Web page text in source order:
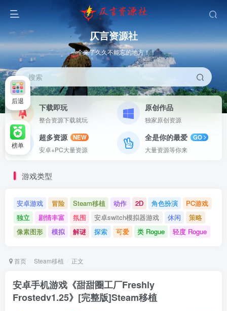
仄言资源社
一个来了久久不能忘的地方！！
搜索
下载即玩
整合资源下载就玩
原创作品
独家原创资源
超多资源
NEW
安卓+PC大量资源
全是你的最爱
GO
大量资源等你来
游戏类型
安卓游戏 冒险 Steam移植 动作 2D 角色扮演
PC游戏
独立
剧情丰富 氛围 安卓switch模拟器游戏 休闲
策略
像素图形
模拟 解谜 探索 可爱 类 Rogue 轻度 Rogue
首页 Steam移植 正文
安卓手机游戏《甜甜圈工厂Freshly
Frostedv1.25》[完整版]Steam移植
后退
榜单